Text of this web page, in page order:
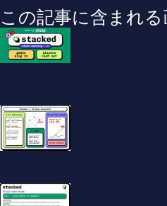
この記事に含まれる